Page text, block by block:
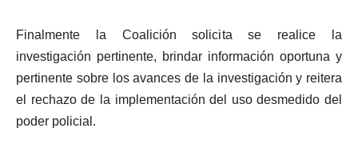
Finalmente la Coalición solicita se realice la
investigación pertinente, brindar información oportuna y
pertinente sobre los avances de la investigación y reitera
el rechazo de la implementación del uso desmedido del
poder policial.